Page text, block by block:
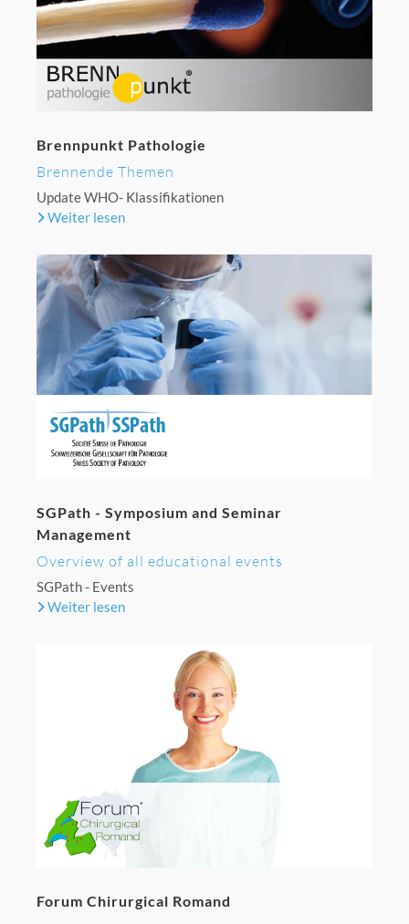
Brennpunkt Pathologie
Brennende Themen
Update WHO- Klassifikationen
Weiter lesen
SGPath - Symposium and Seminar
Management
Overview of all educational events
SGPath - Events
Weiter lesen
Forum Chirurgical Romand